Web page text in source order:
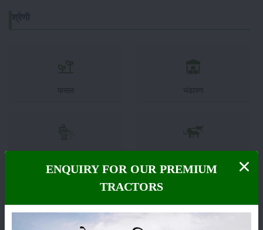
फसल भंडारण
कृषि यंत्र
ENQUIRY FOR OUR PREMIUM
TRACTORS